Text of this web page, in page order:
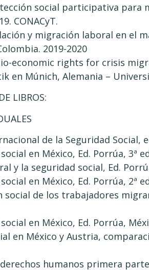
social participativa para
CONACyT.
y migración laboral en el
2019-2020
economic rights for crisis
en Múnich, Alemania –
LIBROS:
de la Seguridad Social,
en México, Ed. Porrúa, 3ª
y la seguridad social, Ed.
en México, Ed. Porrúa, 2ª
social de los trabajadores
en México, Ed. Porrúa,
en México y Austria,
humanos primera